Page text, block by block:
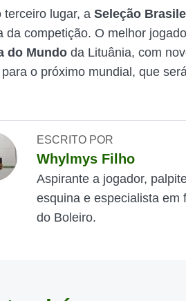
terceiro lugar, a Seleção
da competição. O melhor
do Mundo da Lituânia, com
o próximo mundial, que
ESCRITO POR
Whylmys Filho
Aspirante a jogador,
esquina e especialista em
do Boleiro.